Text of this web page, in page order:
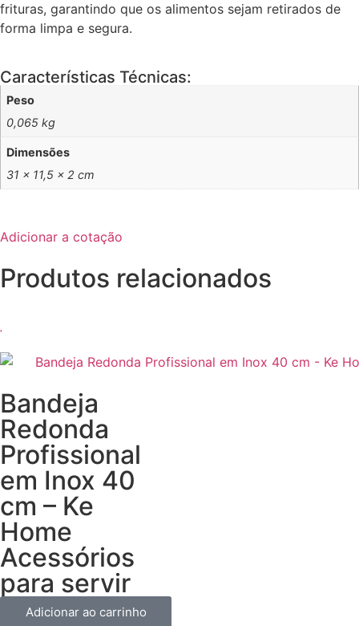
frituras, garantindo que os alimentos sejam retirados de
forma limpa e segura.
Características Técnicas:
Peso
0,065 kg
Dimensões
31 × 11,5 × 2 cm
Adicionar a cotação
Produtos relacionados
Bandeja
Redonda
Profissional
em Inox 40
cm – Ke
Home
Acessórios
para servir
Adicionar ao carrinho